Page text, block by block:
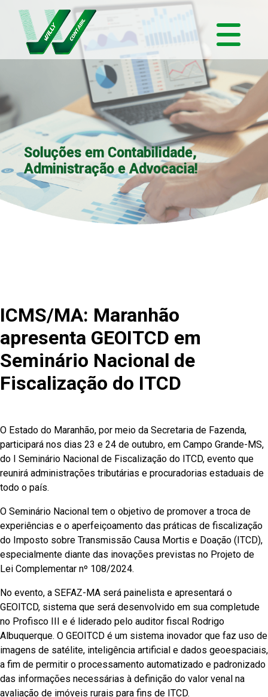
Soluções em Contabilidade,
Administração e Advocacia!
ICMS/MA: Maranhão
apresenta GEOITCD em
Seminário Nacional de
Fiscalização do ITCD
O Estado do Maranhão, por meio da Secretaria de Fazenda,
participará nos dias 23 e 24 de outubro, em Campo Grande-MS,
do I Seminário Nacional de Fiscalização do ITCD, evento que
reunirá administrações tributárias e procuradorias estaduais de
todo o país.
O Seminário Nacional tem o objetivo de promover a troca de
experiências e o aperfeiçoamento das práticas de fiscalização
do Imposto sobre Transmissão Causa Mortis e Doação (ITCD),
especialmente diante das inovações previstas no Projeto de
Lei Complementar nº 108/2024.
No evento, a SEFAZ-MA será painelista e apresentará o
GEOITCD, sistema que será desenvolvido em sua completude
no Profisco III e é liderado pelo auditor fiscal Rodrigo
Albuquerque. O GEOITCD é um sistema inovador que faz uso de
imagens de satélite, inteligência artificial e dados geoespaciais,
a fim de permitir o processamento automatizado e padronizado
das informações necessárias à definição do valor venal na
avaliação de imóveis rurais para fins de ITCD.